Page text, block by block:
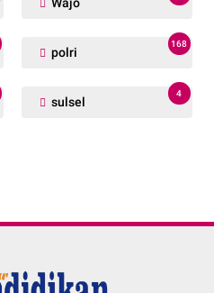
polri
168
sulsel
4